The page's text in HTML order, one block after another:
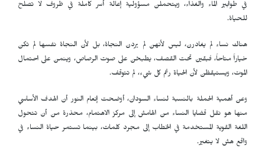
في طوابير الماء والغذاء، ويتحملن مسؤولية إعالة أسر كاملة في ظروف لا تصلح
للحياة.
هناك نساء لم يغادرن، ليس لأنهن لم يردن النجاة، بل لأن النجاة نفسها لم تكن
خياراً متاحاً، فبقين تحت القصف، يطبخن على صوت الرصاص، وينمن على احتمال
الموت، ويستيقظن لأن الحياة رغم كل شيء، لم تتوقف.
وعن أهمية الحملة بالنسبة لنساء السودان، أوضحت إنعام النور أن الهدف الأساسي
منها هو نقل قضايا النساء من الهامش إلى مركز الاهتمام، محذرة من أن تتحول
اللغة القوية المستخدمة في الخطاب إلى مجرد كلمات، بينما تستمر حياة النساء في
واقع هش لا يتغير.